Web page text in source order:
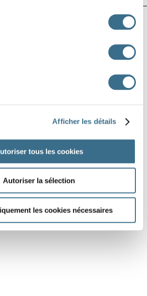
Afficher les détails
tous les cookies
Autoriser la sélection
les cookies nécessaires